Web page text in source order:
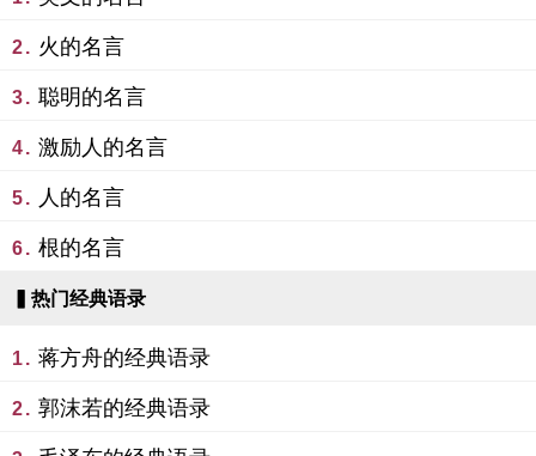
2. 火的名言
3. 聪明的名言
4. 激励人的名言
5. 人的名言
6. 根的名言
▍热门经典语录
1. 蒋方舟的经典语录
2. 郭沫若的经典语录